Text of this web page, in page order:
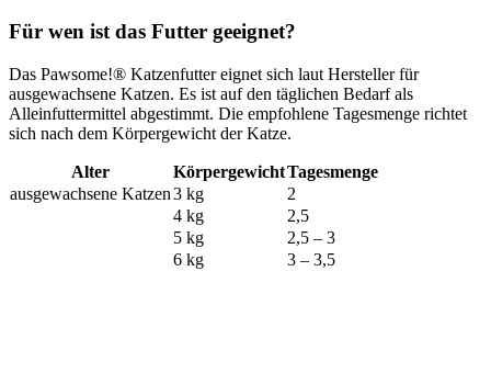
Für wen ist das Futter geeignet?
Das Pawsome!® Katzenfutter eignet sich laut Hersteller für
ausgewachsene Katzen. Es ist auf den täglichen Bedarf als
Alleinfuttermittel abgestimmt. Die empfohlene Tagesmenge richtet
sich nach dem Körpergewicht der Katze.
Alter KörpergewichtTagesmenge
ausgewachsene Katzen3 kg
2
4 kg
2,5
5 kg
2,5 – 3
6 kg
3 – 3,5